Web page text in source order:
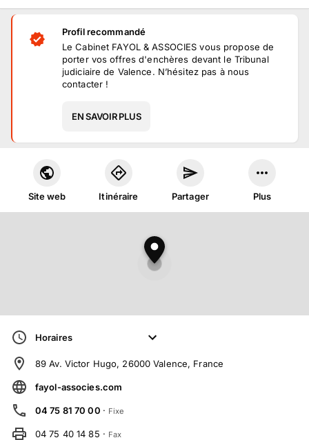
Profil recommandé
Le Cabinet FAYOL & ASSOCIES vous propose de
porter vos offres d'enchères devant le Tribunal
judiciaire de Valence. N’hésitez pas à nous
contacter !
EN SAVOIR PLUS
Site web Itinéraire Partager Plus
Horaires
89 Av. Victor Hugo, 26000 Valence, France
fayol-associes.com
04 75 81 70 00 · Fixe
04 75 40 14 85 · Fax